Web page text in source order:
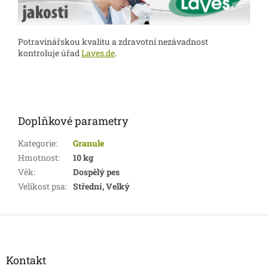
Potravinářskou kvalitu a zdravotní nezávadnost
kontroluje úřadLaves.de.
Doplňkové parametry
Kategorie:
Granule
Hmotnost:
10 kg
Věk:
Dospělý pes
Velikost psa: Střední, Velký
Z
Kontakt